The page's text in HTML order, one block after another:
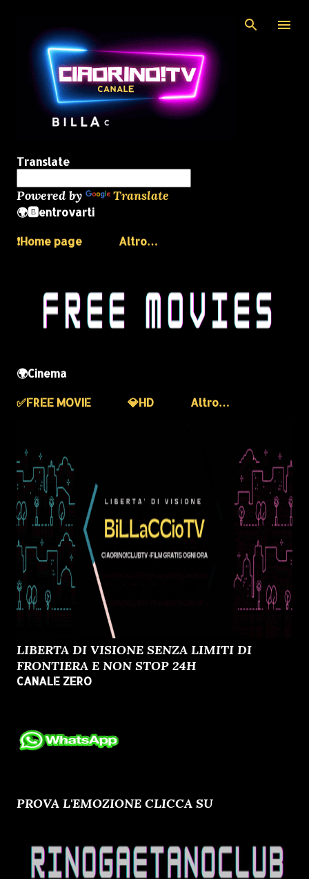
Translate
Powered by Translate
🌍🅱️entrovarti
❗️Home page
Altro…
🌍Cinema
✅️FREE MOVIE
💎HD Altro…
LIBERTA DI VISIONE SENZA LIMITI DI
FRONTIERA E NON STOP 24H
CANALE ZERO
PROVA L'EMOZIONE CLICCA SU